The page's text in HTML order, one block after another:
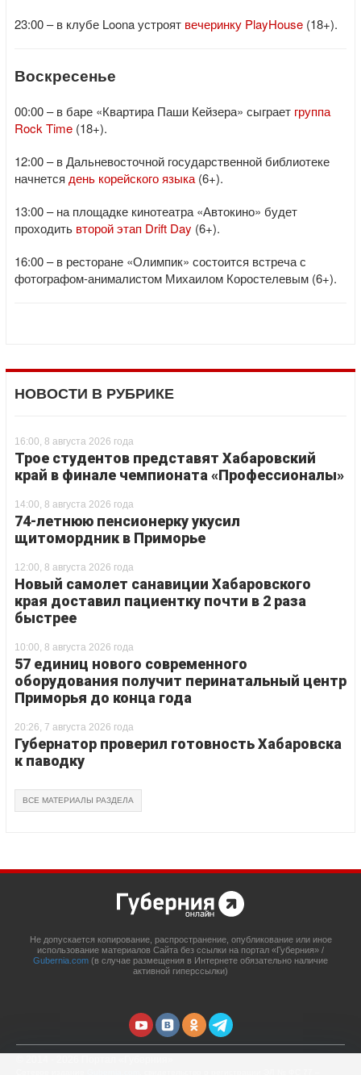
23:00 – в клубе Loona устроят вечеринку PlayHouse (18+).
Воскресенье
00:00 – в баре «Квартира Паши Кейзера» сыграет группа
Rock Time (18+).
12:00 – в Дальневосточной государственной библиотеке
начнется день корейского языка (6+).
13:00 – на площадке кинотеатра «Автокино» будет
проходить второй этап Drift Day (6+).
16:00 – в ресторане «Олимпик» состоится встреча с
фотографом-анималистом Михаилом Коростелевым (6+).
НОВОСТИ В РУБРИКЕ
16:00, 8 августа 2026 года
Трое студентов представят Хабаровский
край в финале чемпионата «Профессионалы»
14:00, 8 августа 2026 года
74-летнюю пенсионерку укусил
щитомордник в Приморье
12:00, 8 августа 2026 года
Новый самолет санавиции Хабаровского
края доставил пациентку почти в 2 раза
быстрее
10:00, 8 августа 2026 года
57 единиц нового современного
оборудования получит перинатальный центр
Приморья до конца года
20:26, 7 августа 2026 года
Губернатор проверил готовность Хабаровска
к паводку
ВСЕ МАТЕРИАЛЫ РАЗДЕЛА
Не допускается копирование, распространение, опубликование или иное
использование материалов Сайта без ссылки на портал «Губерния» /
Gubernia.com (в случае размещения в Интернете обязательно наличие
активной гиперссылки)